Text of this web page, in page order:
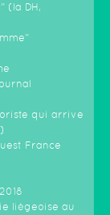
(la DH,
qui arrive
France
liégeoise au